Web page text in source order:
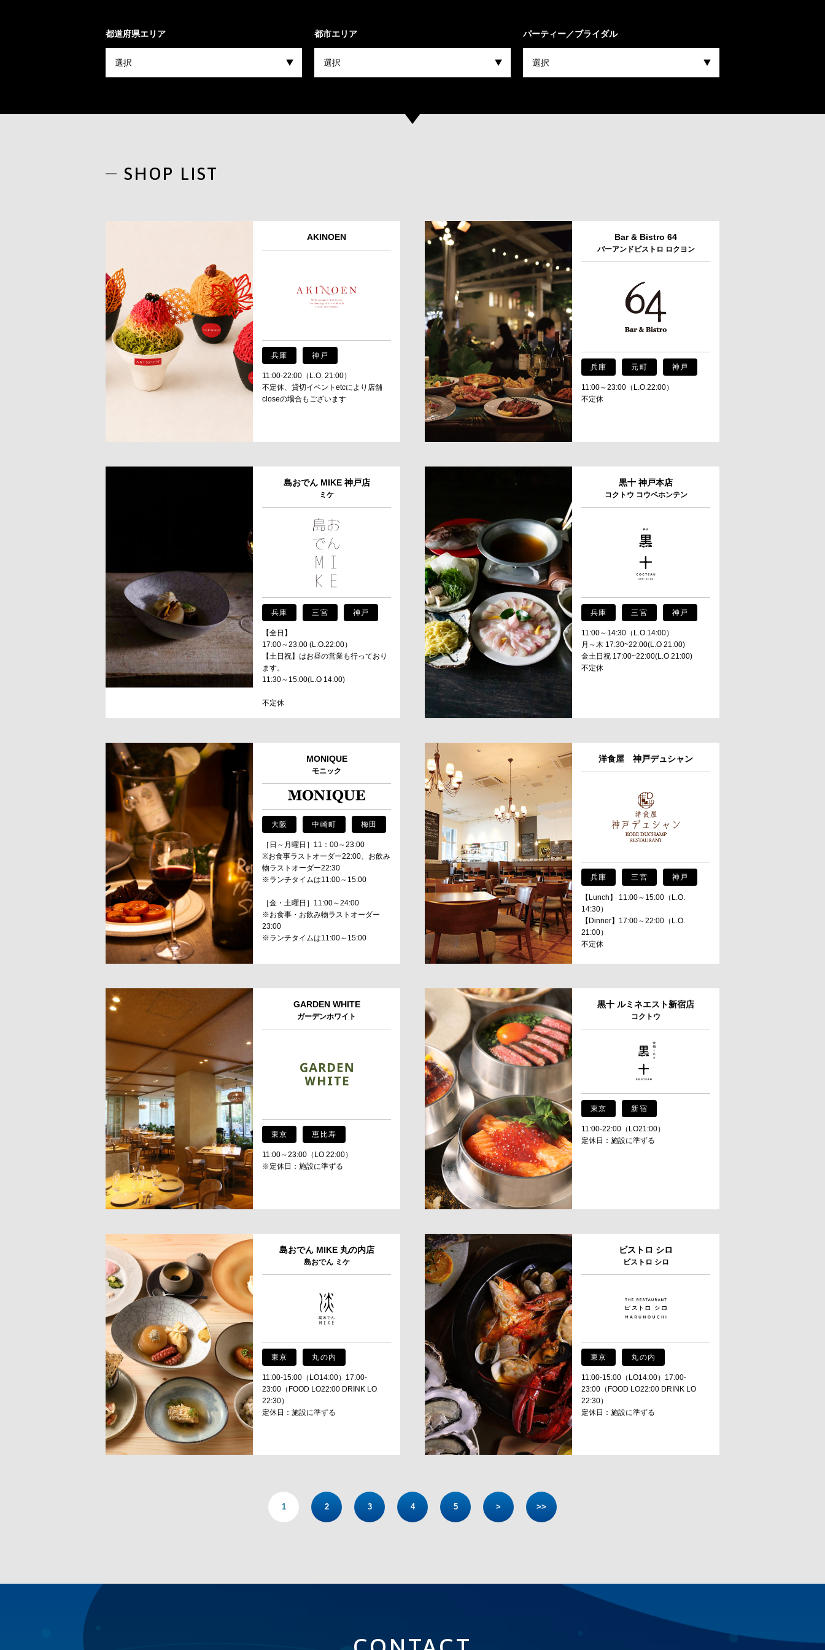
MESSAGE
COMPANY
BRAND/SHOP
RECRUIT
NEWS
CLOSE
都道府県エリア 都市エリア パーティー／ブライダル
SHOP LIST
AKINOEN
兵庫 神戸
11:00-22:00（L.O. 21:00）
不定休、貸切イベントetcにより店舗
closeの場合もございます
Bar & Bistro 64
バーアンドビストロ ロクヨン
兵庫 元町 神戸
11:00～23:00（L.O.22:00）
不定休
島おでん MIKE 神戸店
ミケ
兵庫 三宮 神戸
【全日】
17:00～23:00 (L.O.22:00）
【土日祝】はお昼の営業も行っており
ます。
11:30～15:00(L.O 14:00)
不定休
黒十 神戸本店
コクトウ コウベホンテン
兵庫 三宮 神戸
11:00～14:30（L.O.14:00）
月～木 17:30~22:00(L.O 21:00)
金土日祝 17:00~22:00(L.O 21:00)
不定休
MONIQUE
モニック
大阪 中崎町 梅田
［日～月曜日］11：00～23:00
※お食事ラストオーダー22:00、お飲み
物ラストオーダー22:30
※ランチタイムは11:00～15:00
［金・土曜日］11:00～24:00
※お食事・お飲み物ラストオーダー
23:00
※ランチタイムは11:00～15:00
洋食屋 神戸デュシャン
兵庫 三宮 神戸
【Lunch】 11:00～15:00（L.O.
14:30）
【Dinner】17:00～22:00（L.O.
21:00）
不定休
GARDEN WHITE
ガーデンホワイト
東京 恵比寿
11:00～23:00（LO 22:00）
※定休日：施設に準ずる
黒十 ルミネエスト新宿店
コクトウ
東京 新宿
11:00-22:00（LO21:00）
定休日：施設に準ずる
島おでん MIKE 丸の内店
島おでん ミケ
東京 丸の内
11:00-15:00（LO14:00）17:00-
23:00（FOOD LO22:00 DRINK LO
22:30）
定休日：施設に準ずる
ビストロ シロ
ビストロ シロ
東京 丸の内
11:00-15:00（LO14:00）17:00-
23:00（FOOD LO22:00 DRINK LO
22:30）
定休日：施設に準ずる
1 2 3 4 5 > >>